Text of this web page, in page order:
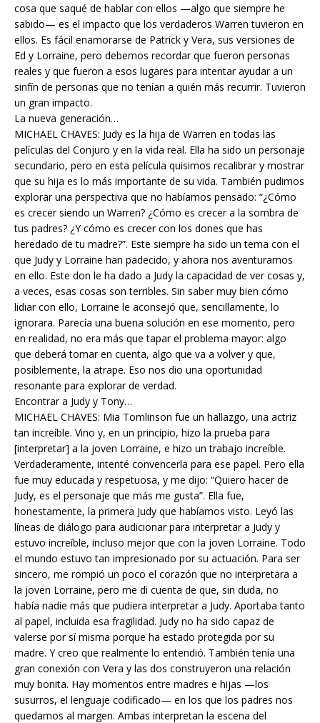
cosa que saqué de hablar con ellos —algo que siempre he
sabido— es el impacto que los verdaderos Warren tuvieron en
ellos. Es fácil enamorarse de Patrick y Vera, sus versiones de
Ed y Lorraine, pero debemos recordar que fueron personas
reales y que fueron a esos lugares para intentar ayudar a un
sinfín de personas que no tenían a quién más recurrir. Tuvieron
un gran impacto.
La nueva generación…
MICHAEL CHAVES: Judy es la hija de Warren en todas las
películas del Conjuro y en la vida real. Ella ha sido un personaje
secundario, pero en esta película quisimos recalibrar y mostrar
que su hija es lo más importante de su vida. También pudimos
explorar una perspectiva que no habíamos pensado: “¿Cómo
es crecer siendo un Warren? ¿Cómo es crecer a la sombra de
tus padres? ¿Y cómo es crecer con los dones que has
heredado de tu madre?”. Este siempre ha sido un tema con el
que Judy y Lorraine han padecido, y ahora nos aventuramos
en ello. Este don le ha dado a Judy la capacidad de ver cosas y,
a veces, esas cosas son terribles. Sin saber muy bien cómo
lidiar con ello, Lorraine le aconsejó que, sencillamente, lo
ignorara. Parecía una buena solución en ese momento, pero
en realidad, no era más que tapar el problema mayor: algo
que deberá tomar en cuenta, algo que va a volver y que,
posiblemente, la atrape. Eso nos dio una oportunidad
resonante para explorar de verdad.
Encontrar a Judy y Tony…
MICHAEL CHAVES: Mia Tomlinson fue un hallazgo, una actriz
tan increíble. Vino y, en un principio, hizo la prueba para
[interpretar] a la joven Lorraine, e hizo un trabajo increíble.
Verdaderamente, intenté convencerla para ese papel. Pero ella
fue muy educada y respetuosa, y me dijo: “Quiero hacer de
Judy, es el personaje que más me gusta”. Ella fue,
honestamente, la primera Judy que habíamos visto. Leyó las
líneas de diálogo para audicionar para interpretar a Judy y
estuvo increíble, incluso mejor que con la joven Lorraine. Todo
el mundo estuvo tan impresionado por su actuación. Para ser
sincero, me rompió un poco el corazón que no interpretara a
la joven Lorraine, pero me di cuenta de que, sin duda, no
había nadie más que pudiera interpretar a Judy. Aportaba tanto
al papel, incluida esa fragilidad. Judy no ha sido capaz de
valerse por sí misma porque ha estado protegida por su
madre. Y creo que realmente lo entendió. También tenía una
gran conexión con Vera y las dos construyeron una relación
muy bonita. Hay momentos entre madres e hijas —los
susurros, el lenguaje codificado— en los que los padres nos
quedamos al margen. Ambas interpretan la escena del